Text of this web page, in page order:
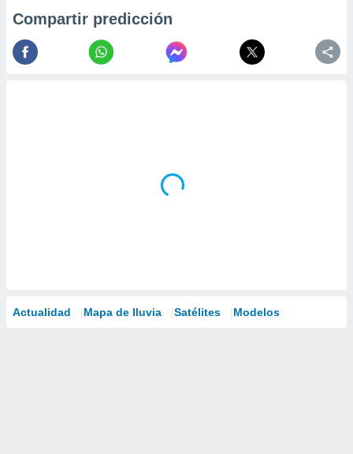
Compartir predicción
Actualidad Mapa de lluvia Satélites Modelos